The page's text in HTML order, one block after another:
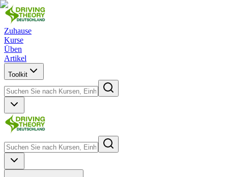
Zuhause
Kurse
Üben
Artikel
Toolkit